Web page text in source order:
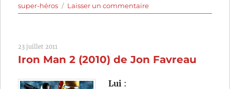
super-héros Laisser un commentairesur
The
Chuck
23 juillet 2011
Iron Man 2 (2010) de Jon Favreau
Lui :